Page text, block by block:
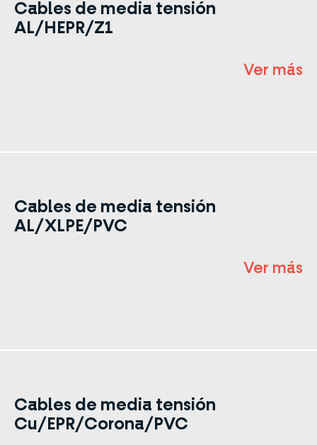
Cables de media tensión
AL/HEPR/Z1
Ver más
Cables de media tensión
AL/XLPE/PVC
Ver más
Cables de media tensión
Cu/EPR/Corona/PVC